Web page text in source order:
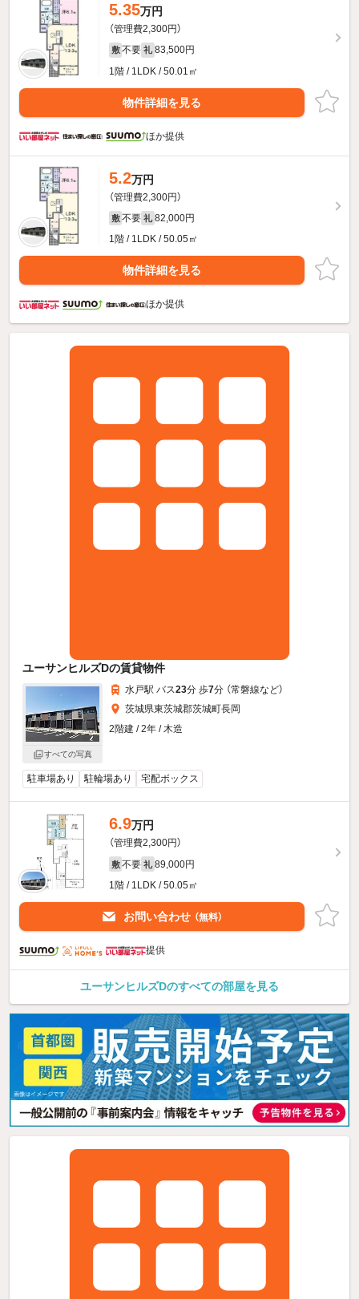
5.35万円
（管理費2,300円）
敷 不要 礼 83,500円
1階 / 1LDK / 50.01㎡
物件詳細を見る
ほか提供
5.2万円
（管理費2,300円）
敷 不要 礼 82,000円
1階 / 1LDK / 50.05㎡
物件詳細を見る
ほか提供
ユーサンヒルズDの賃貸物件
すべての写真
水戸駅 バス23分 歩7分 （常磐線など）
茨城県東茨城郡茨城町長岡
2階建 / 2年 / 木造
駐車場あり 駐輪場あり 宅配ボックス
6.9万円
（管理費2,300円）
敷 不要 礼 89,000円
1階 / 1LDK / 50.05㎡
お問い合わせ （無料）
提供
ユーサンヒルズDのすべての部屋を見る